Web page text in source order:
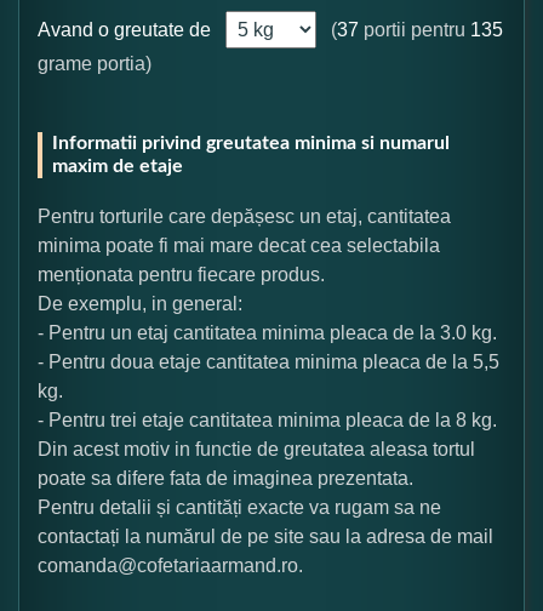
Avand o greutate de (37 portii pentru 135
grame portia)
Informatii privind greutatea minima si numarul
maxim de etaje
Pentru torturile care depășesc un etaj, cantitatea
minima poate fi mai mare decat cea selectabila
menționata pentru fiecare produs.
De exemplu, in general:
- Pentru un etaj cantitatea minima pleaca de la 3.0 kg.
- Pentru doua etaje cantitatea minima pleaca de la 5,5
kg.
- Pentru trei etaje cantitatea minima pleaca de la 8 kg.
Din acest motiv in functie de greutatea aleasa tortul
poate sa difere fata de imaginea prezentata.
Pentru detalii și cantități exacte va rugam sa ne
contactați la numărul de pe site sau la adresa de mail
comanda@cofetariaarmand.ro.